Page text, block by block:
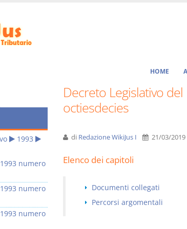
HOME
Decreto Legislativo
octiesdecies
di Redazione WikiJus I 21/03/2019
Elenco dei capitoli
Documenti collegati
Percorsi argomentali
1993
numero
numero
numero